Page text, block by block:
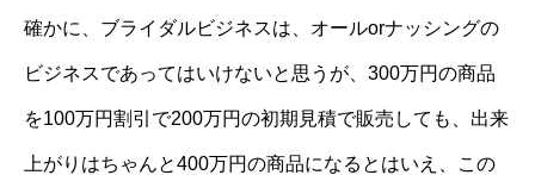
確かに、ブライダルビジネスは、オールorナッシングの
ビジネスであってはいけないと思うが、300万円の商品
を100万円割引で200万円の初期見積で販売しても、出来
上がりはちゃんと400万円の商品になるとはいえ、この